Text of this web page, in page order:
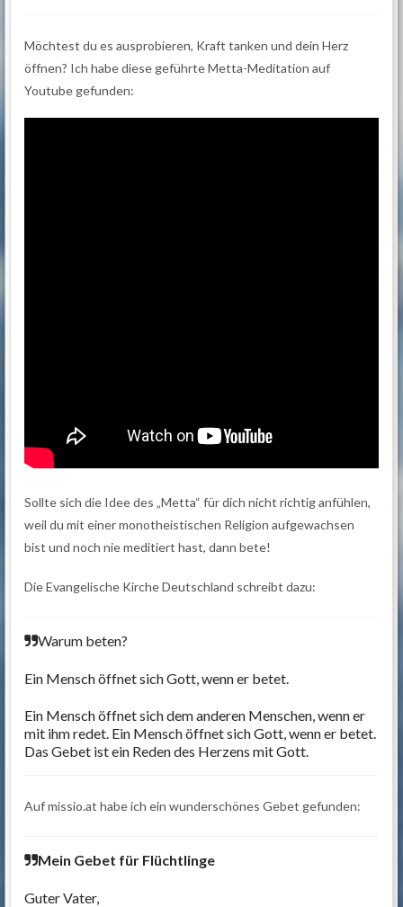
Möchtest du es ausprobieren, Kraft tanken und dein Herz
öffnen? Ich habe diese geführte Metta-Meditation auf
Youtube gefunden:
Sollte sich die Idee des „Metta“ für dich nicht richtig anfühlen,
weil du mit einer monotheistischen Religion aufgewachsen
bist und noch nie meditiert hast, dann bete!
Die Evangelische Kirche Deutschland schreibt dazu:
Warum beten?
Ein Mensch öffnet sich Gott, wenn er betet.
Ein Mensch öffnet sich dem anderen Menschen, wenn er
mit ihm redet. Ein Mensch öffnet sich Gott, wenn er betet.
Das Gebet ist ein Reden des Herzens mit Gott.
Auf missio.at habe ich ein wunderschönes Gebet gefunden:
Mein Gebet für Flüchtlinge
Guter Vater,